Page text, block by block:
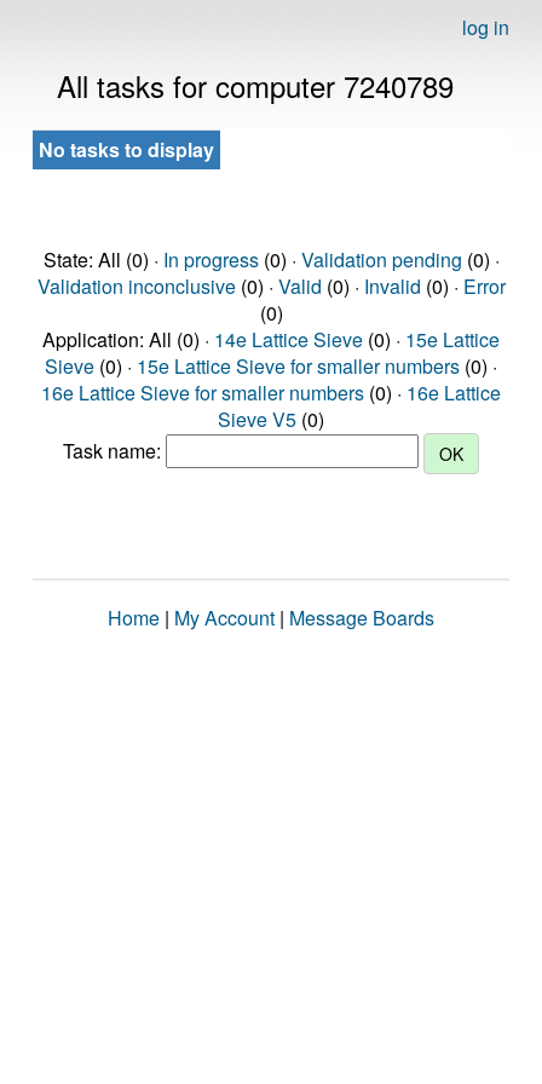
log in
All tasks for computer 7240789
No tasks to display
State: All (0) · In progress(0) · Validation pending (0) ·
Validation inconclusive(0) · Valid (0) · Invalid (0) · Error
(0)
Application: All (0) · 14e Lattice Sieve (0) · 15e Lattice
Sieve (0) · 15e Lattice Sieve for smaller numbers (0) ·
16e Lattice Sieve for smaller numbers (0) · 16e Lattice
Sieve V5 (0)
Task name:
Home | My Account | Message Boards